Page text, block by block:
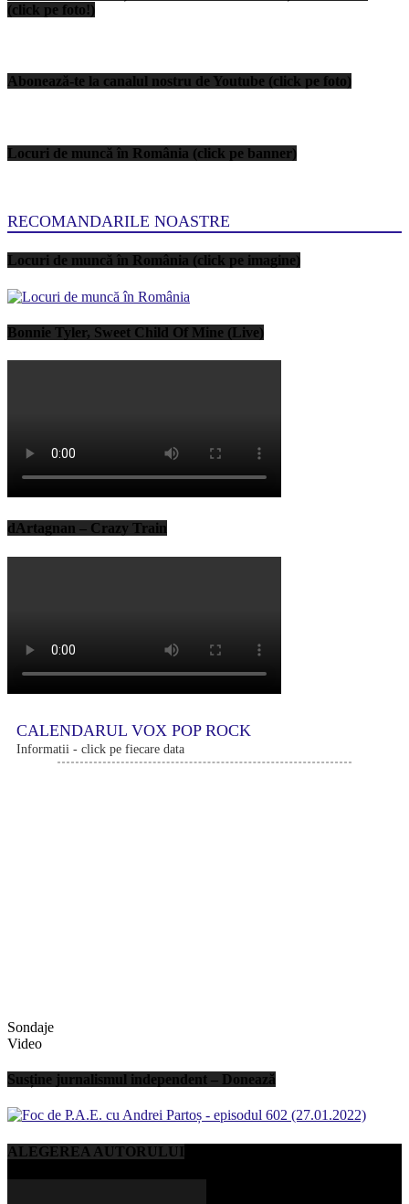
(click pe foto!)
Abonează-te la canalul nostru de Youtube (click pe foto)
Locuri de muncă în România (click pe banner)
RECOMANDARILE NOASTRE
Locuri de muncă în România (click pe imagine)
Bonnie Tyler, Sweet Child Of Mine (Live)
dArtagnan – Crazy Train
CALENDARUL VOX POP ROCK
Informatii - click pe fiecare data
Sondaje
Video
Susține jurnalismul independent – Donează
ALEGEREA AUTORULUI